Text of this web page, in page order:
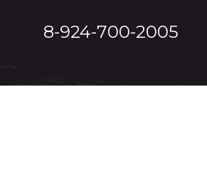
8-924-700-2005